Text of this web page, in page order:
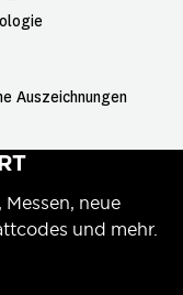
Auszeichnungen
neue
und mehr.